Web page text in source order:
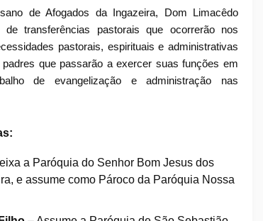
de Afogados da Ingazeira, Dom Limacêdo
transferências pastorais que ocorrerão nos
pastorais, espirituais e administrativas
que passarão a exercer suas funções em
de evangelização e administração nas
a Paróquia do Senhor Bom Jesus dos
e assume como Pároco da Paróquia Nossa